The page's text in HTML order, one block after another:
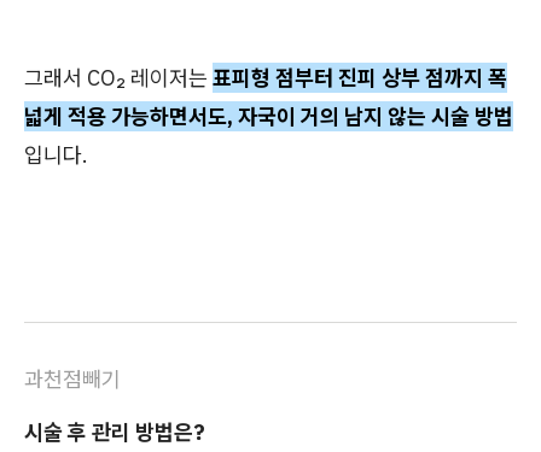
그래서 CO₂ 레이저는 표피형 점부터 진피 상부 점까지 폭
넓게 적용 가능하면서도, 자국이 거의 남지 않는 시술 방법
입니다.
과천점빼기
시술 후 관리 방법은?